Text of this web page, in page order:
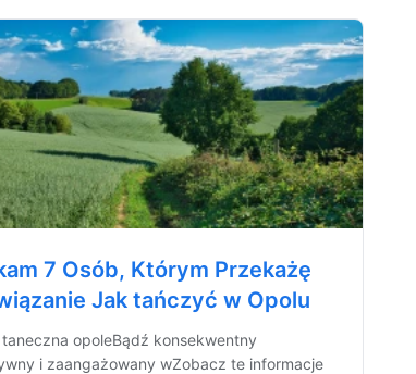
7 Osób, Którym Przekażę
Jak tańczyć w Opolu
opoleBądź konsekwentny
i zaangażowany wZobacz te informacje